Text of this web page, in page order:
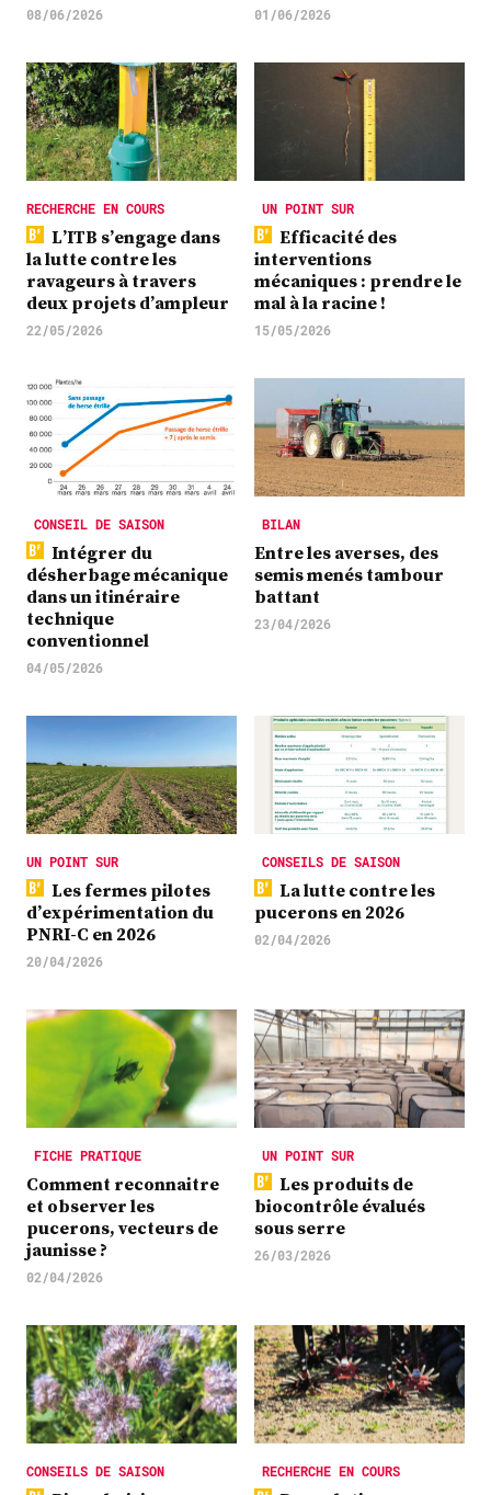
08/06/2026 01/06/2026
RECHERCHE EN COURS
L’ITB s’engage dans
la lutte contre les
ravageurs à travers
deux projets d’ampleur
22/05/2026
UN POINT SUR
Efficacité des
interventions
mécaniques : prendre le
mal à la racine !
15/05/2026
CONSEIL DE SAISON
Intégrer du
désherbage mécanique
dans un itinéraire
technique
conventionnel
04/05/2026
BILAN
Entre les averses, des
semis menés tambour
battant
23/04/2026
UN POINT SUR
Les fermes pilotes
d’expérimentation du
PNRI-C en 2026
20/04/2026
CONSEILS DE SAISON
La lutte contre les
pucerons en 2026
02/04/2026
FICHE PRATIQUE
Comment reconnaitre
et observer les
pucerons, vecteurs de
jaunisse ?
02/04/2026
UN POINT SUR
Les produits de
biocontrôle évalués
sous serre
26/03/2026
CONSEILS DE SAISON RECHERCHE EN COURS